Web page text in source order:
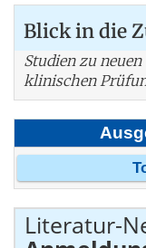
Blick in die
Studien zu
klinischen
Literatur-